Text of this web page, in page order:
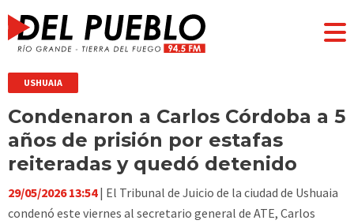
USHUAIA
Condenaron a Carlos Córdoba a 5
años de prisión por estafas
reiteradas y quedó detenido
29/05/2026 13:54| El Tribunal de Juicio de la ciudad de Ushuaia
condenó este viernes al secretario general de ATE, Carlos